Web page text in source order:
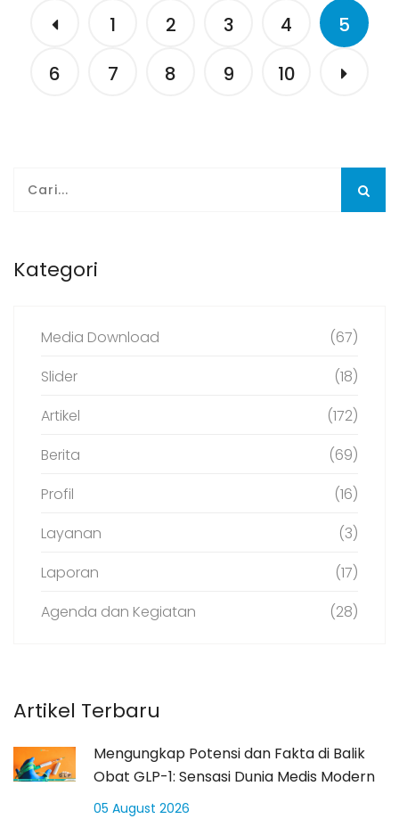
1 2 3 4
5
6
7 8 9 10
Kategori
Media Download
(67)
Slider
(18)
Artikel
(172)
Berita
(69)
Profil
(16)
Layanan
(3)
Laporan
(17)
Agenda dan Kegiatan
(28)
Artikel Terbaru
Mengungkap Potensi dan Fakta di Balik
Obat GLP-1: Sensasi Dunia Medis Modern
05 August 2026